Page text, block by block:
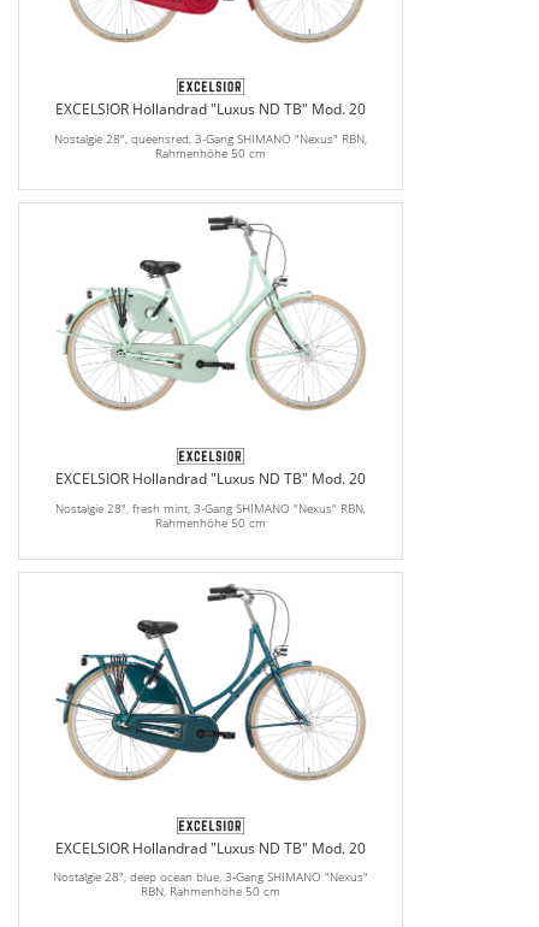
EXCELSIOR Hollandrad "Luxus ND TB" Mod. 20
Nostalgie 28", queensred, 3-Gang SHIMANO "Nexus" RBN,
Rahmenhöhe 50 cm
EXCELSIOR Hollandrad "Luxus ND TB" Mod. 20
Nostalgie 28", fresh mint, 3-Gang SHIMANO "Nexus" RBN,
Rahmenhöhe 50 cm
EXCELSIOR Hollandrad "Luxus ND TB" Mod. 20
Nostalgie 28", deep ocean blue, 3-Gang SHIMANO "Nexus"
RBN, Rahmenhöhe 50 cm